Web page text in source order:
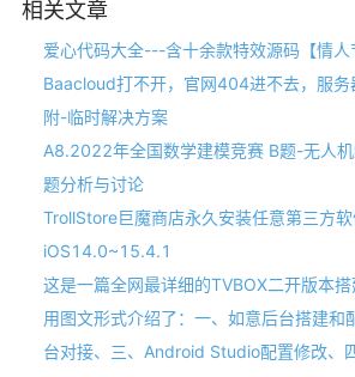
相关文章
爱心代码大全---含十余款特效源码【情人
Baacloud打不开，官网404进不去，服务
附-临时解决方案
A8.2022年全国数学建模竞赛 B题-无人
题分析与讨论
TrollStore巨魔商店永久安装任意第三方
iOS14.0~15.4.1
这是一篇全网最详细的TVBOX二开版本
用图文形式介绍了：一、如意后台搭建和
台对接、三、Android Studio配置修改、